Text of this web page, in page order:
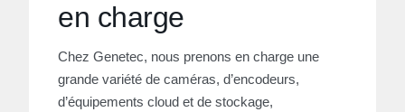
en charge
Chez Genetec, nous prenons en charge une
grande variété de caméras, d’encodeurs,
d’équipements cloud et de stockage,